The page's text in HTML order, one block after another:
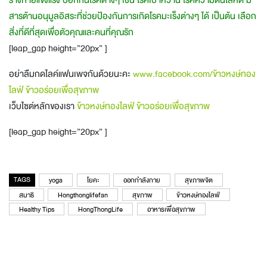
สารต้านอนุมูลอิสระที่ช่วยป้องกันการเกิดโรคมะเร็งต่างๆ ได้ เป็นต้น เลือก
สิ่งที่ดีที่สุดเพื่อตัวคุณและคนที่คุณรัก
[leap_gap height=”20px” ]
อย่าลืมกดไลค์แฟนเพจกันด้วยนะคะwww.facebook.com/ข้าวหงษ์ทอง
ไลฟ์ ข้าวอร่อยเพื่อสุขภาพ
เว็บไซต์หลักของเราข้าวหงษ์ทองไลฟ์ ข้าวอร่อยเพื่อสุขภาพ
[leap_gap height=”20px” ]
TAGS yoga โยคะ ออกกำลังกาย
สุขภาพจิต
สมาธิ
Hongthonglifefan สุขภาพ
ข้าวหงษ์ทองไลฟ์
Healthy Tips
HongThongLife อาหารเพื่อสุขภาพ